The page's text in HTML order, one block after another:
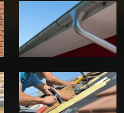
pose de
gouttière 39
Jura
Réparation de
toiture 39
Jura